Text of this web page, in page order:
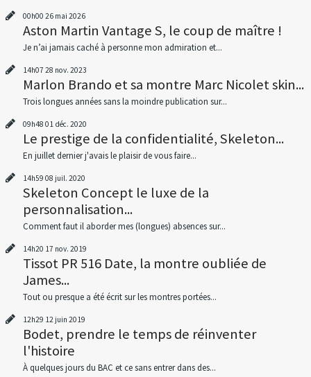
00h00 26 mai 2026
Aston Martin Vantage S, le coup de maître !
Je n’ai jamais caché à personne mon admiration et...
14h07 28 nov. 2023
Marlon Brando et sa montre Marc Nicolet skin...
Trois longues années sans la moindre publication sur...
09h48 01 déc. 2020
Le prestige de la confidentialité, Skeleton...
En juillet dernier j'avais le plaisir de vous faire...
14h59 08 juil. 2020
Skeleton Concept le luxe de la
personnalisation...
Comment faut il aborder mes (longues) absences sur...
14h20 17 nov. 2019
Tissot PR 516 Date, la montre oubliée de
James...
Tout ou presque a été écrit sur les montres portées...
12h29 12 juin 2019
Bodet, prendre le temps de réinventer
l'histoire
À quelques jours du BAC et ce sans entrer dans des...